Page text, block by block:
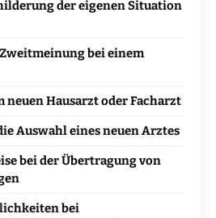
der eigenen Situation
bei einem
neuen Hausarzt oder Facharzt
Auswahl eines neuen Arztes
bei der Übertragung von
bei